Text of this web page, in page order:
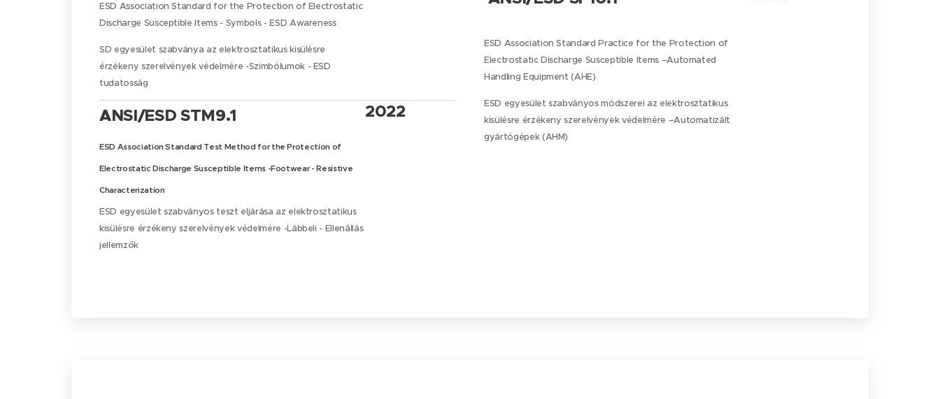
ESD Association Standard for the Protection of Electrostatic
Discharge Susceptible Items - Symbols - ESD Awareness
SD egyesület szabványa az elektrosztatikus kisülésre
érzékeny szerelvények védelmére -Szimbólumok - ESD
tudatosság
ANSI/ESD STM9.1
ESD Association Standard Test Method for the Protection of
Electrostatic Discharge Susceptible Items -Footwear - Resistive
Characterization
ESD egyesület szabványos teszt eljárása az elektrosztatikus
kisülésre érzékeny szerelvények védelmére -Lábbeli - Ellenállás
jellemzők
2022
ESD Association Standard Practice for the Protection of
Electrostatic Discharge Susceptible Items –Automated
Handling Equipment (AHE)
ESD egyesület szabványos módszerei az elektrosztatikus
kisülésre érzékeny szerelvények védelmére –Automatizált
gyártógépek (AHM)